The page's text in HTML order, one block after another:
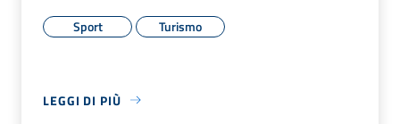
Sport Turismo
LEGGI DI PIÙ